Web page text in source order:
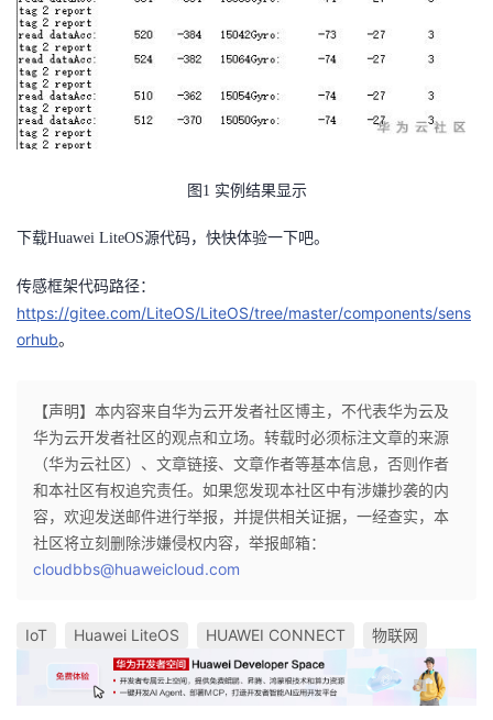
图1 实例结果显示
下载Huawei LiteOS源代码，快快体验一下吧。
传感框架代码路径：
https://gitee.com/LiteOS/LiteOS/tree/master/components/sens
orhub。
【声明】本内容来自华为云开发者社区博主，不代表华为云及
华为云开发者社区的观点和立场。转载时必须标注文章的来源
（华为云社区）、文章链接、文章作者等基本信息，否则作者
和本社区有权追究责任。如果您发现本社区中有涉嫌抄袭的内
容，欢迎发送邮件进行举报，并提供相关证据，一经查实，本
社区将立刻删除涉嫌侵权内容，举报邮箱：
cloudbbs@huaweicloud.com
IoT Huawei LiteOS HUAWEI CONNECT 物联网